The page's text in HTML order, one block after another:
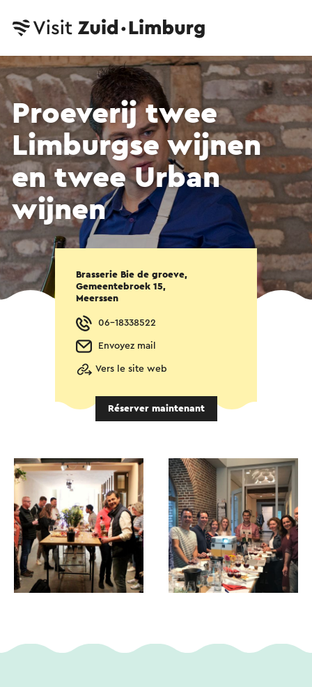
Proeverij twee
Limburgse wijnen
en twee Urban
wijnen
Brasserie Bie de groeve,
Gemeentebroek 15,
Meerssen
06-18338522
Envoyez mail
Vers le site web
Réserver maintenant